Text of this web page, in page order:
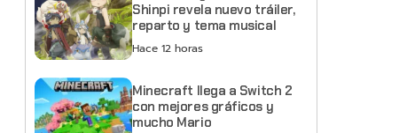
Shinpi revela nuevo tráiler,
reparto y tema musical
Hace 12 horas
Minecraft llega a Switch 2
con mejores gráficos y
mucho Mario